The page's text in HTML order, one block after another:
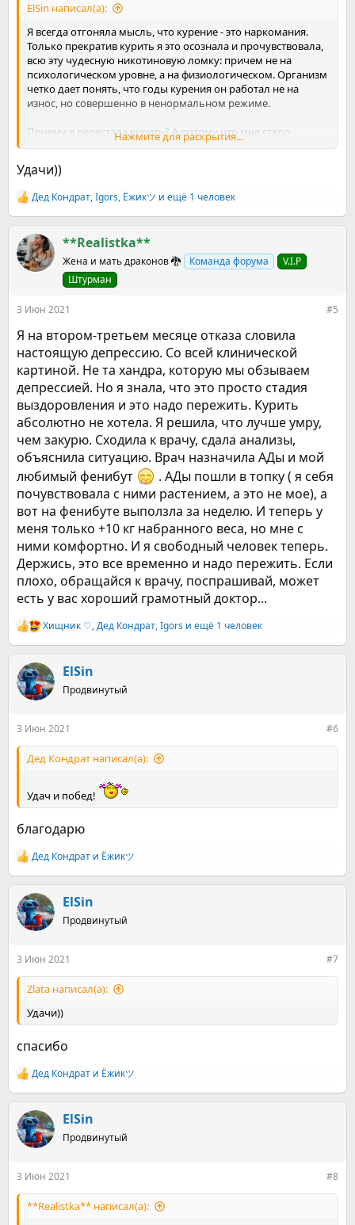
ElSin написал(а):
Я всегда отгоняла мысль, что курение - это наркомания.
Только прекратив курить я это осознала и прочувствовала,
всю эту чудесную никотиновую ломку: причем не на
психологическом уровне, а на физиологическом. Организм
четко дает понять, что годы курения он работал не на
износ, но совершенно в ненормальном режиме.
Почему я перестала курить? А потому что мне стало
страшно за здоровье, последнее время никотиновая соска
когда прижало хорошенько желание перестать курить
укоренилось и я перестала вставлять в рот сигареты и
поджигать их.
Первый раз я покурила лет в 16 и баловалась по несколько
затяжек раз в 2-3 месяца, с 17 лет курение стало
ежедневным, но это было 2-3 шт в день, за весь период до
апреля 2021 года у меня было 2 перерыва примерно по
году. Последние 4 года я выкуривала 7-9 шт и в марте этого
года, после затяжного стресса и длительного жесткого
переутомления я словила ПА, которые меня посещали уже
в 2003 году. Обострилась ВСД, про которую я почти забыла
(я в курсе, что такого диагноза нет, но так понятно будет,
что именно меня начало беспокоить) и в силу
эмоционального истощения я начала метаться и пытаться
вернуться к нормальному самочувствию, продолжая
курить, но уже меня начинало кошмарить от сигарет и я
сократила их количество. В апреле состояние вроде
немного начало стабилизироваться, но я же не ищу легких
путей и записалась на интернет-марафон в вк, который
обещал, что я избавлюсь от плохого самочувствия, страхов,
верну жизненную энергию и т.д. Посетила я этот марафон, в
полном предвкушении чуда и оно случилось - там
прорабатывали дыхательную технику ребефинг, в общем
меня с него накрыло еще хуже, чем от ПА, а на следующий
день я словила гипертонический криз. Тут уже просто
страшно стало курить, так как даже малейшая затяжка
вызывала ухудшение. Вот так начался мой безникотиновый
путь.
Первые две недели состояние было жуть: голова
кружилась, чсс замедлилось, голову стягивало обручем,
кошмарило на 10 из 10. Сейчас 54 дня, как я не курю и
периодически появляются новые симптомы, которые
неприятны (речь не о диком желании покурить, я вообще
не хочу курить и мне противна одна мысль про это). На
данный момент появилась утренняя тревога: вот
просыпаюсь рано и нормально, если усну и через час два
холодок такой неприятный по рукам, в груди как
беспокойство какое - это очень неприятно. Также
появилось щемление: это вот как ты хочешь вот вот
ком в горле, но что-то близкое к нему. Вот эти ощущения
мне совсем не нравятся и хочется чтобы их не было. Также
неприятно).
После хождения по врачам и попыток допроситься, чтобы
какую-то терапию поддерживающую назначили.... один
месяц. затем невролог отменил и назначил мексидол. Я как
бы не против пропить мексидол, но я же не люблю легких
путей и пошла про него читать в интернете. Дочиталась я
столкнулась, то нельзя было ничего такого читать. Вот
теперь мне его страшно пить.
покошмаривает и очень хочется, чтобы неприятная
симптоматика сошла на нет. Ну и про поддерживающую
терапию у меня есть вопросы - что делать то?))
В общем, курить бросить очень просто - надо просто этого
Нажмите для раскрытия...
Удачи))
Р
е
к
ц
и
Дед Кондрат,Igors, Ёжикツ︎ и ещё 1 человек
**Realistka**
Жена и мать драконов 🐉 Команда форума
V.I.P
Штурман
3 Июн 2021 #5
Я на втором-третьем месяце отказа словила
настоящую депрессию. Со всей клинической
картиной. Не та хандра, которую мы обзываем
депрессией. Но я знала, что это просто стадия
выздоровления и это надо пережить. Курить
абсолютно не хотела. Я решила, что лучше умру,
чем закурю. Сходила к врачу, сдала анализы,
объяснила ситуацию. Врач назначила АДы и мой
любимый фенибут
. АДы пошли в топку ( я себя
почувствовала с ними растением, а это не мое), а
вот на фенибуте выползла за неделю. И теперь у
меня только +10 кг набранного веса, но мне с
ними комфортно. И я свободный человек теперь.
Держись, это все временно и надо пережить. Если
плохо, обращайся к врачу, поспрашивай, может
есть у вас хороший грамотный доктор...
Р
е
к
ц
и
Хищник ♡,Дед Кондрат,Igors и ещё 1 человек
ElSin
Продвинутый
3 Июн 2021 #6
Дед Кондрат написал(а):
Удач и побед!
благодарю
Р
е
к
ц
и
Дед Кондрат и Ёжикツ︎
ElSin
Продвинутый
3 Июн 2021 #7
Zlata написал(а):
Удачи))
спасибо
Р
е
к
ц
и
Дед Кондрат и Ёжикツ︎
ElSin
Продвинутый
3 Июн 2021 #8
**Realistka** написал(а):